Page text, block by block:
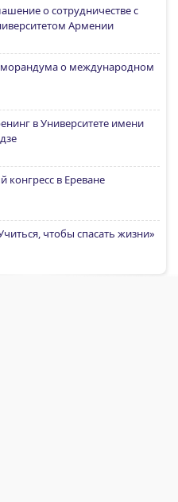
о сотрудничестве с
Армении
о международном
в Университете имени
в Ереване
чтобы спасать жизни»